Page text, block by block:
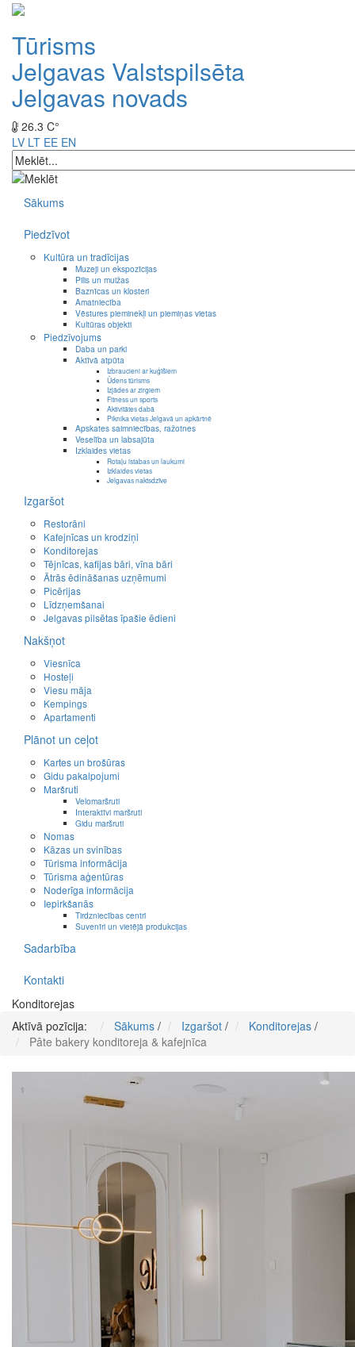
Tūrisms
Jelgavas Valstspilsēta
Jelgavas novads
26.3 C°
LV LT EE EN
Sākums
Piedzīvot
Kultūra un tradīcijas
Muzeji un ekspozīcijas
Pilis un muižas
Baznīcas un klosteri
Amatniecība
Vēstures pieminekļi un piemiņas vietas
Kultūras objekti
Piedzīvojums
Daba un parki
Aktīvā atpūta
Izbraucieni ar kuģīšiem
Ūdens tūrisms
Izjādes ar zirgiem
Fitness un sports
Aktivitātes dabā
Piknika vietas Jelgavā un apkārtnē
Apskates saimniecības, ražotnes
Veselība un labsajūta
Izklaides vietas
Rotaļu istabas un laukumi
Izklaides vietas
Jelgavas naktsdzīve
Izgaršot
Restorāni
Kafejnīcas un krodziņi
Konditorejas
Tējnīcas, kafijas bāri, vīna bāri
Ātrās ēdināšanas uzņēmumi
Picērijas
Līdzņemšanai
Jelgavas pilsētas īpašie ēdieni
Nakšņot
Viesnīca
Hosteļi
Viesu māja
Kempings
Apartamenti
Plānot un ceļot
Kartes un brošūras
Gidu pakalpojumi
Maršruti
Velomaršruti
Interaktīvi maršruti
Gidu maršruti
Nomas
Kāzas un svinības
Tūrisma informācija
Tūrisma aģentūras
Noderīga informācija
Iepirkšanās
Tirdzniecības centri
Suvenīri un vietējā produkcijas
Sadarbība
Kontakti
Konditorejas
Aktīvā pozīcija:
Sākums / Izgaršot / Konditorejas /
Pâte bakery konditoreja & kafejnīca